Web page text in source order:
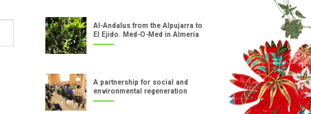
Al-Andalus from the Alpujarra to
El Ejido. Med-O-Med in Almería
A partnership for social and
environmental regeneration